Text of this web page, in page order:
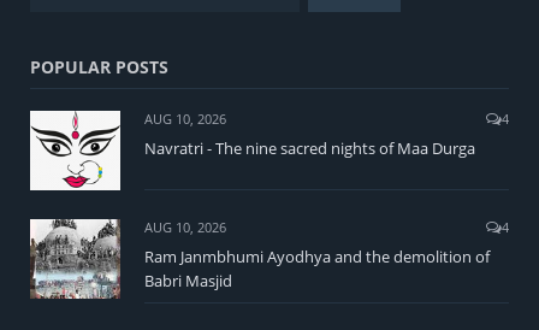
POPULAR POSTS
AUG 10, 2026 4
Navratri - The nine sacred nights of Maa Durga
AUG 10, 2026 4
Ram Janmbhumi Ayodhya and the demolition of
Babri Masjid